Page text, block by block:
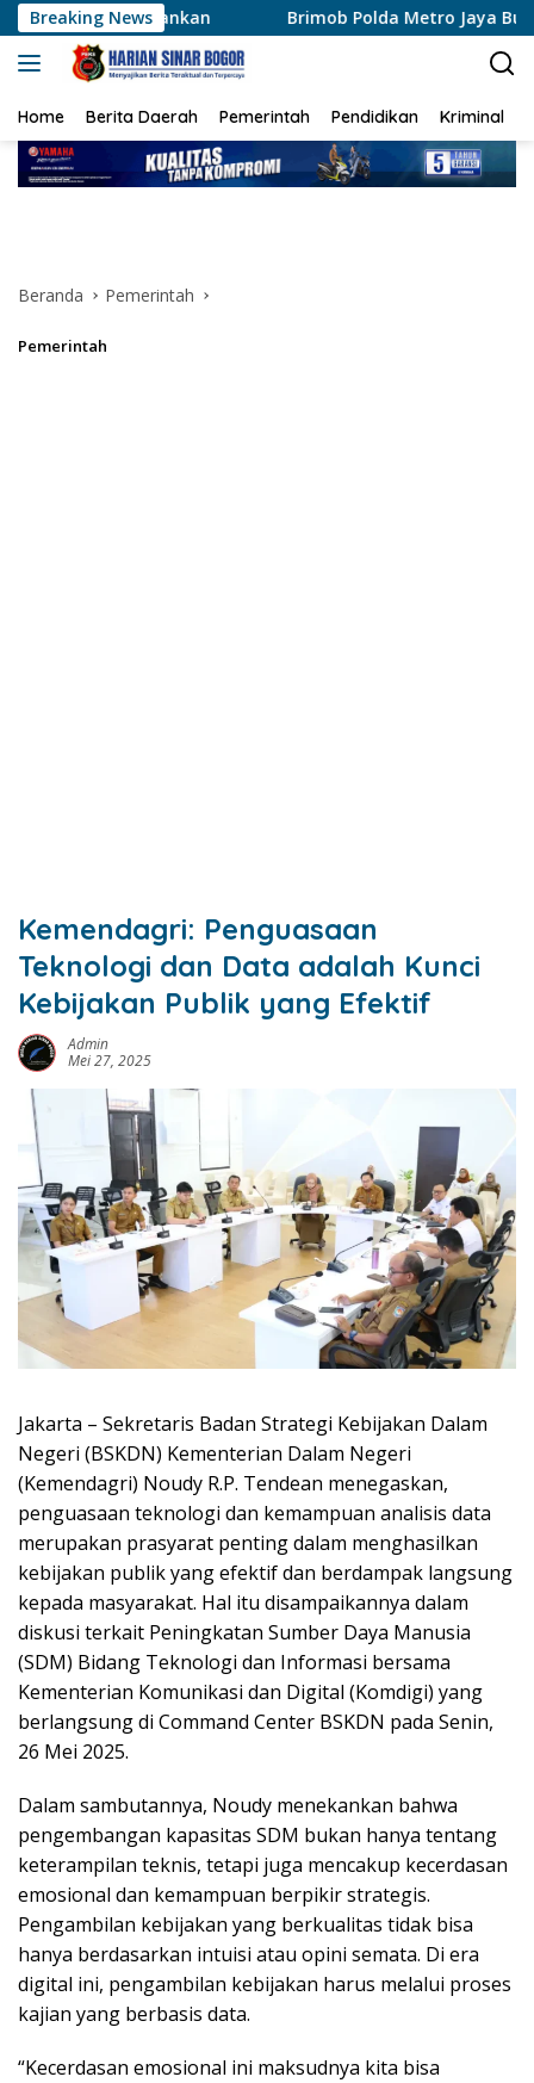
Langsung
ke
konten
Breaking NewsBrimob Polda Metro Jaya Bubarkan Balap
Home Berita Daerah Pemerintah Pendidikan Kriminal
Beranda Pemerintah
Pemerintah
Kemendagri: Penguasaan
Teknologi dan Data adalah Kunci
Kebijakan Publik yang Efektif
Admin
Mei 27, 2025
Jakarta – Sekretaris Badan Strategi Kebijakan Dalam
Negeri (BSKDN) Kementerian Dalam Negeri
(Kemendagri) Noudy R.P. Tendean menegaskan,
penguasaan teknologi dan kemampuan analisis data
merupakan prasyarat penting dalam menghasilkan
kebijakan publik yang efektif dan berdampak langsung
kepada masyarakat. Hal itu disampaikannya dalam
diskusi terkait Peningkatan Sumber Daya Manusia
(SDM) Bidang Teknologi dan Informasi bersama
Kementerian Komunikasi dan Digital (Komdigi) yang
berlangsung di Command Center BSKDN pada Senin,
26 Mei 2025.
Dalam sambutannya, Noudy menekankan bahwa
pengembangan kapasitas SDM bukan hanya tentang
keterampilan teknis, tetapi juga mencakup kecerdasan
emosional dan kemampuan berpikir strategis.
Pengambilan kebijakan yang berkualitas tidak bisa
hanya berdasarkan intuisi atau opini semata. Di era
digital ini, pengambilan kebijakan harus melalui proses
kajian yang berbasis data.
“Kecerdasan emosional ini maksudnya kita bisa